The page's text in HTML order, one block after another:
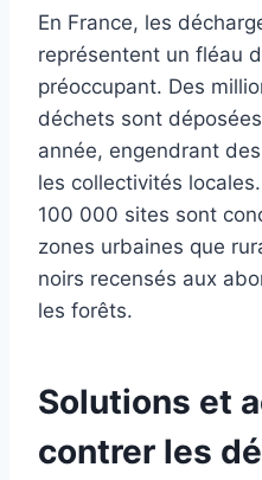
En France, les
représentent un fléau
préoccupant. Des
déchets sont
année, engendrant
les collectivités locales.
100 000 sites sont
zones urbaines que
noirs recensés aux
les forêts.
Solutions et
contrer les